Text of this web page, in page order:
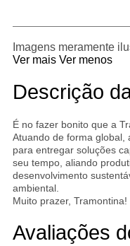
Imagens meramente
Ver mais Ver menos
Descrição
É no fazer bonito que a
Atuando de forma global,
para entregar soluções
seu tempo, aliando
desenvolvimento
ambiental.
Muito prazer, Tramontina!
Avaliações